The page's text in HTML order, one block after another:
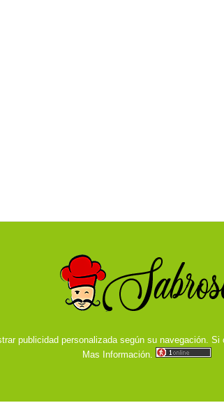
publicidad personalizada según su navegación.
Mas Información.